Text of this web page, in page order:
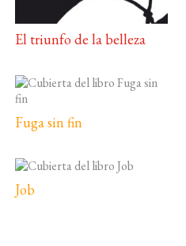
El triunfo de la belleza
Fuga sin fin
Job